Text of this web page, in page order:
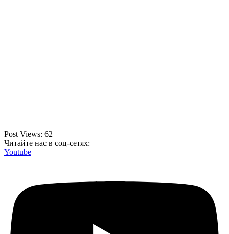
Post Views: 62
Читайте нас в соц-сетях:
Youtube